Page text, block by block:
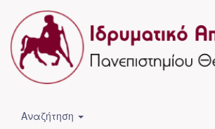
Αναζήτηση